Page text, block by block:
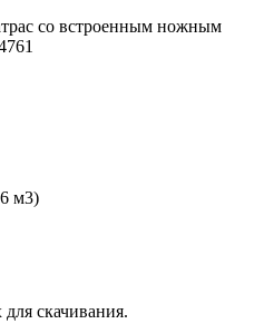
со встроенным ножным
м3)
скачивания.